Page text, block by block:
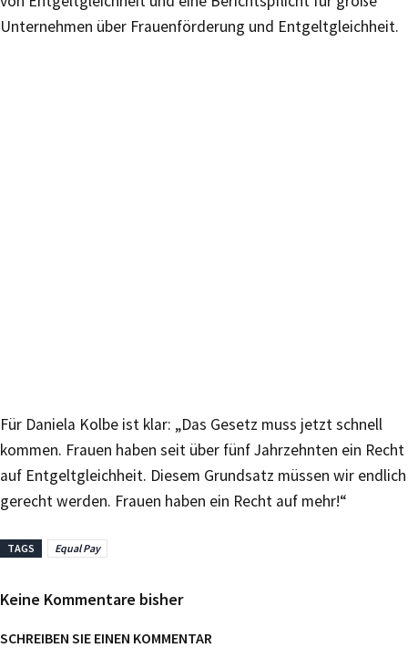
Unternehmen über Frauenförderung und Entgeltgleichheit.
Für Daniela Kolbe ist klar: „Das Gesetz muss jetzt schnell
kommen. Frauen haben seit über fünf Jahrzehnten ein Recht
auf Entgeltgleichheit. Diesem Grundsatz müssen wir endlich
gerecht werden. Frauen haben ein Recht auf mehr!“
TAGS Equal Pay
Keine Kommentare bisher
SCHREIBEN SIE EINEN KOMMENTAR